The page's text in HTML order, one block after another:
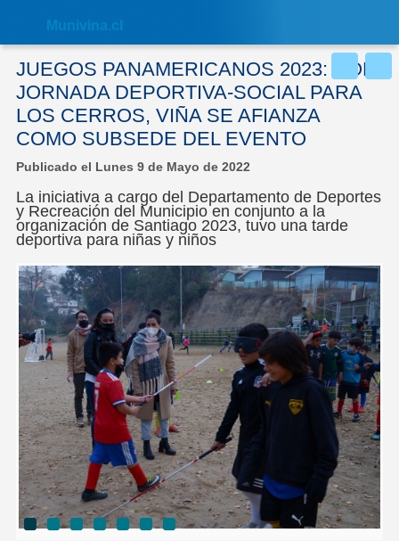
web
incluye
sistema
accesibilidad.
Munivina.cl
JUEGOS PANAMERICANOS 2023: CON
JORNADA DEPORTIVA-SOCIAL PARA
LOS CERROS, VIÑA SE AFIANZA
COMO SUBSEDE DEL EVENTO
Publicado el Lunes 9 de Mayo de 2022
La iniciativa a cargo del Departamento de Deportes
y Recreación del Municipio en conjunto a la
organización de Santiago 2023, tuvo una tarde
deportiva para niñas y niños